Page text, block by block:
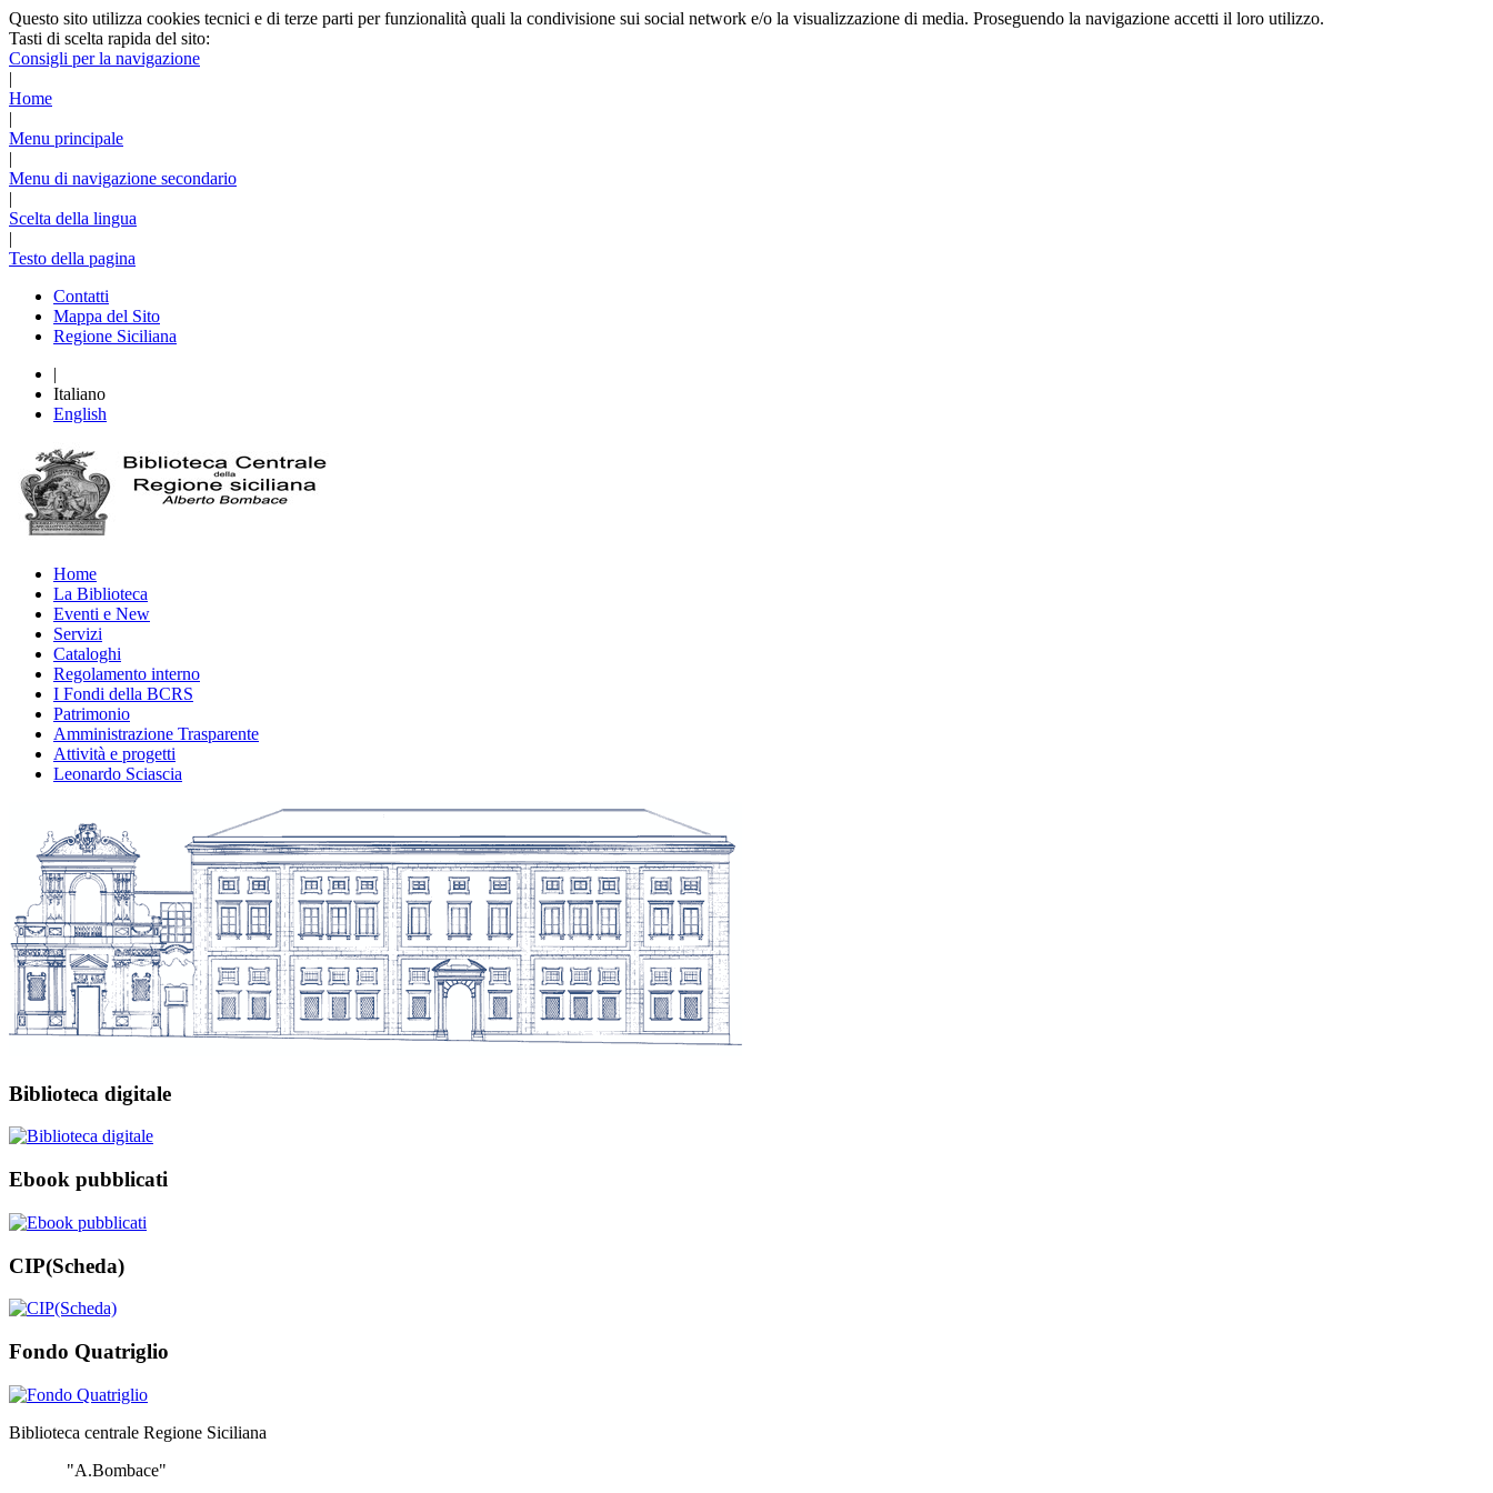
Questo sito utilizza cookies tecnici e di terze parti per funzionalità quali la condivisione sui social network e/o la visualizzazione di media. Proseguendo la navigazione accetti il loro utilizzo.
Tasti di scelta rapida del sito:
Consigli per la navigazione
|
Home
|
Menu principale
|
Menu di navigazione secondario
|
Scelta della lingua
|
Testo della pagina
Contatti
Mappa del Sito
Regione Siciliana
|
Italiano
English
Home
La Biblioteca
Eventi e New
Servizi
Cataloghi
Regolamento interno
I Fondi della BCRS
Patrimonio
Amministrazione Trasparente
Attività e progetti
Leonardo Sciascia
Biblioteca digitale
Ebook pubblicati
CIP(Scheda)
Fondo Quatriglio
Biblioteca centrale Regione Siciliana
"A.Bombace"